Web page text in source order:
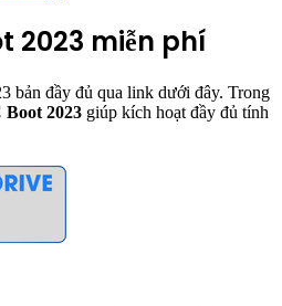
2023 miễn phí
bản đầy đủ qua link dưới đây. Trong
2023 giúp kích hoạt đầy đủ tính